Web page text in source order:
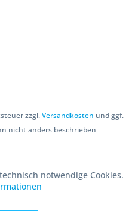
zzgl.Versandkosten und ggf.
nicht anders beschrieben
notwendige Cookies.